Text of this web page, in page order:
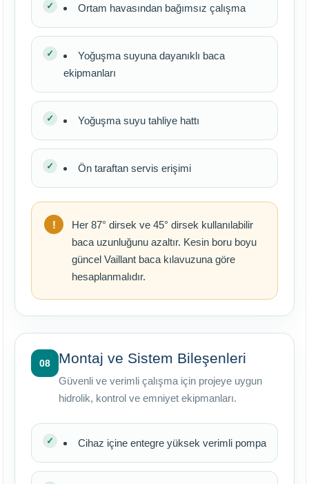
Ortam havasından bağımsız çalışma
Yoğuşma suyuna dayanıklı baca
ekipmanları
Yoğuşma suyu tahliye hattı
Ön taraftan servis erişimi
Her 87° dirsek ve 45° dirsek kullanılabilir
baca uzunluğunu azaltır. Kesin boru boyu
güncel Vaillant baca kılavuzuna göre
hesaplanmalıdır.
08 Montaj ve Sistem Bileşenleri
Güvenli ve verimli çalışma için projeye uygun
hidrolik, kontrol ve emniyet ekipmanları.
Cihaz içine entegre yüksek verimli pompa